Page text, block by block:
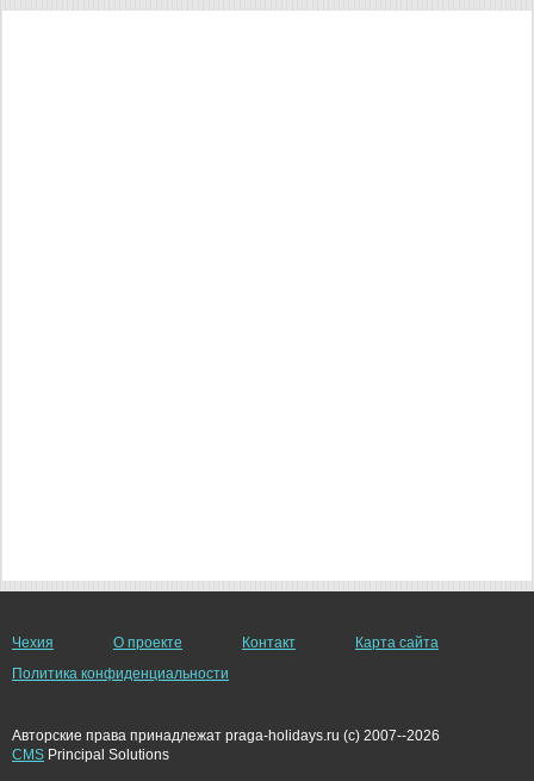
Чехия О проекте Контакт
Карта сайта
Политика конфиденциальности
Авторские права принадлежат praga-holidays.ru (c) 2007--2026
CMS Principal Solutions